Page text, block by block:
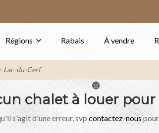
Régions Rabais À vendre
Lac-du-Cerf
chalet à louer pour
s'agit d'une erreur, svpcontactez-nouspour